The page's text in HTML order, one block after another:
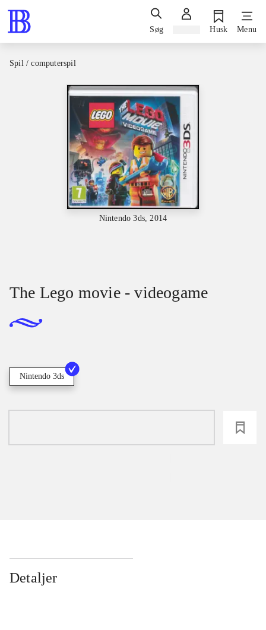
Søg Husk Menu
Spil / computerspil
Nintendo 3ds, 2014
The Lego movie - videogame
Nintendo 3ds
Detaljer